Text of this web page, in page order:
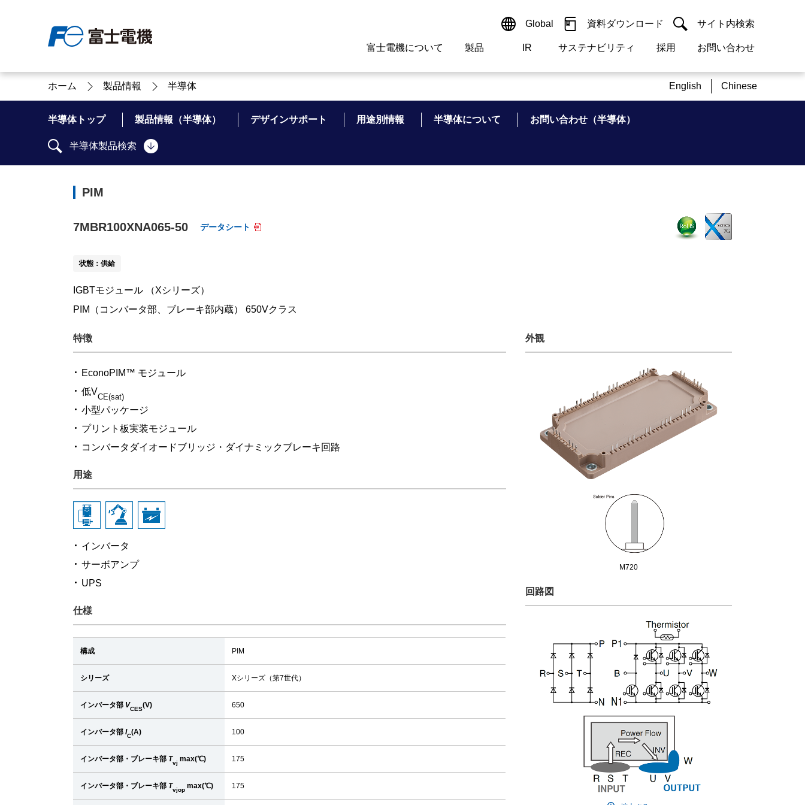
Global 資料ダウンロード サイト内検索
検索
富士電機について
富士電機について
経営の考え方 事業紹介
製品
製品情報
特高・高圧 受配電設備 電源機器
IR
IR 株主・投資家情報
財務・業績 株式・債券情報
サステナビリティ
サステナビリティ
環境 社会
採用
採用情報
高卒採用情報 キャリア採用情報
お問い合わせ
お問い合わせ
企業情報について 当ウェブサイトについて
ホーム 製品情報 半導体 English Chinese
半導体トップ 製品情報（半導体） デザインサポート 用途別情報 半導体について お問い合わせ（半導体）
半導体製品検索
PIM
7MBR100XNA065-50 データシート
状態：供給
IGBTモジュール （Xシリーズ）
PIM（コンバータ部、ブレーキ部内蔵） 650Vクラス
特徴
EconoPIM™ モジュール
低V
CE(sat)
小型パッケージ
プリント板実装モジュール
コンバータダイオードブリッジ・ダイナミックブレーキ回路
用途
インバータ
サーボアンプ
UPS
仕様
構成 PIM
シリーズ Xシリーズ（第7世代）
インバータ部 VCES(V) 650
インバータ部 IC(A) 100
インバータ部・ブレーキ部 Tvj max(℃) 175
インバータ部・ブレーキ部 Tvjop max(℃) 175
外観
M720
回路図